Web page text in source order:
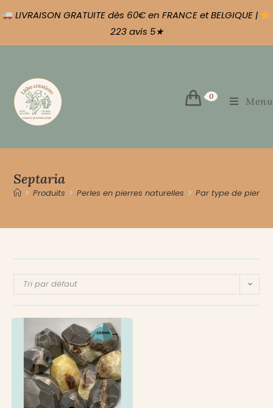
LIVRAISON GRATUITE dès 60€ en FRANCE et BELGIQUE |
223 avis 5★
0 Menu
Septaria
> Produits > Perles en pierres naturelles > Par type de pierre
Tri par défaut